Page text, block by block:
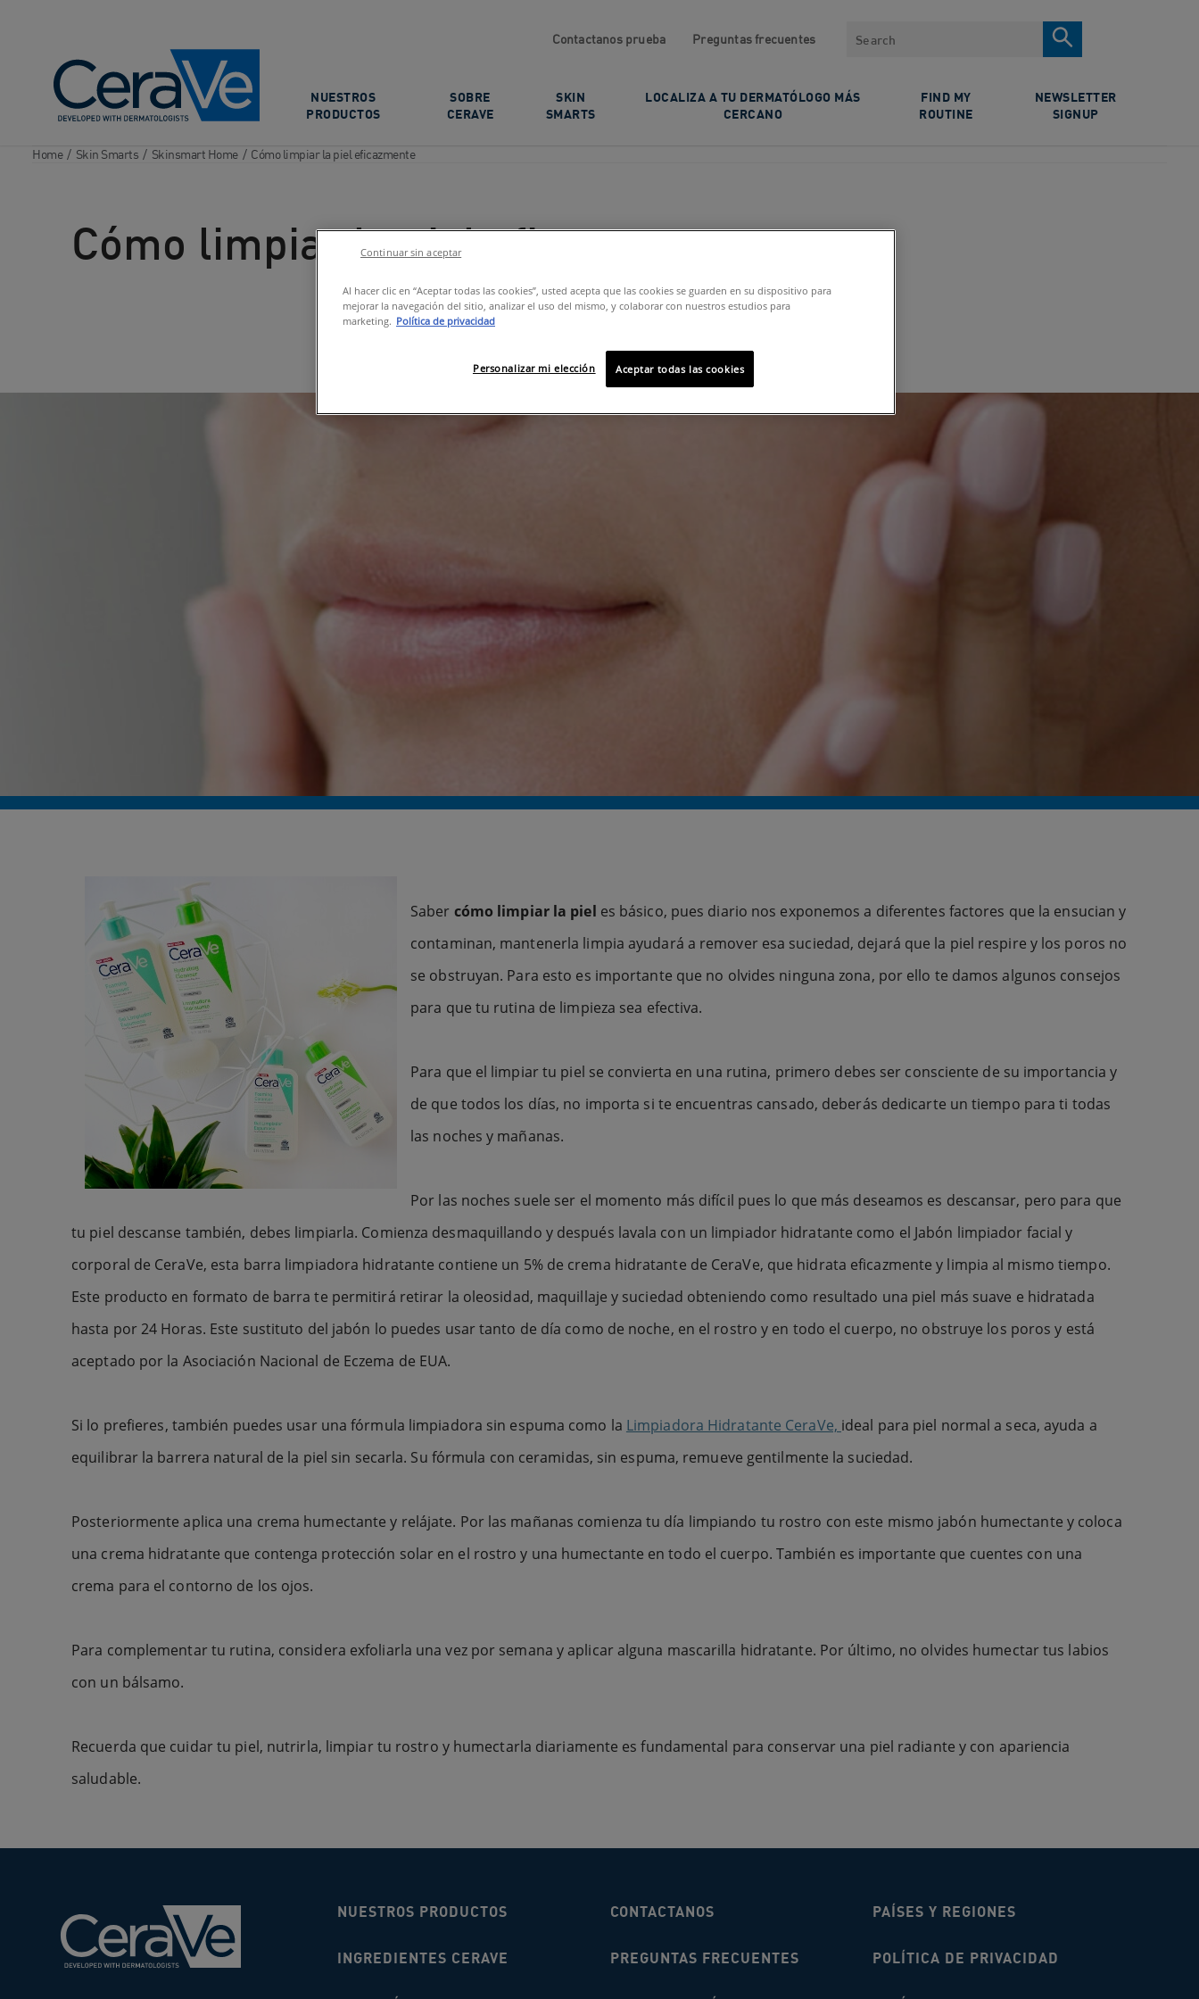
Contactanos prueba Preguntas frecuentes Search
NUESTROS
PRODUCTOS
SOBRE
CERAVE
SKIN
SMARTS
LOCALIZA A TU DERMATÓLOGO MÁS
CERCANO
FIND MY
ROUTINE
NEWSLETTER
SIGNUP
Home / Skin Smarts / Skinsmart Home / Cómo limpiar la piel eficazmente
Cómo limpiar la piel eficazmente
Saber cómo limpiar la piel es básico, pues diario nos exponemos a diferentes factores que la ensucian y
contaminan, mantenerla limpia ayudará a remover esa suciedad, dejará que la piel respire y los poros no
se obstruyan. Para esto es importante que no olvides ninguna zona, por ello te damos algunos consejos
para que tu rutina de limpieza sea efectiva.
Para que el limpiar tu piel se convierta en una rutina, primero debes ser consciente de su importancia y
de que todos los días, no importa si te encuentras cansado, deberás dedicarte un tiempo para ti todas
las noches y mañanas.
Por las noches suele ser el momento más difícil pues lo que más deseamos es descansar, pero para que
tu piel descanse también, debes limpiarla. Comienza desmaquillando y después lavala con un limpiador hidratante como el Jabón limpiador facial y
corporal de CeraVe, esta barra limpiadora hidratante contiene un 5% de crema hidratante de CeraVe, que hidrata eficazmente y limpia al mismo tiempo.
Este producto en formato de barra te permitirá retirar la oleosidad, maquillaje y suciedad obteniendo como resultado una piel más suave e hidratada
hasta por 24 Horas. Este sustituto del jabón lo puedes usar tanto de día como de noche, en el rostro y en todo el cuerpo, no obstruye los poros y está
aceptado por la Asociación Nacional de Eczema de EUA.
Si lo prefieres, también puedes usar una fórmula limpiadora sin espuma como la Limpiadora Hidratante CeraVe, ideal para piel normal a seca, ayuda a
equilibrar la barrera natural de la piel sin secarla. Su fórmula con ceramidas, sin espuma, remueve gentilmente la suciedad.
Posteriormente aplica una crema humectante y relájate. Por las mañanas comienza tu día limpiando tu rostro con este mismo jabón humectante y coloca
una crema hidratante que contenga protección solar en el rostro y una humectante en todo el cuerpo. También es importante que cuentes con una
crema para el contorno de los ojos.
Para complementar tu rutina, considera exfoliarla una vez por semana y aplicar alguna mascarilla hidratante. Por último, no olvides humectar tus labios
con un bálsamo.
Recuerda que cuidar tu piel, nutrirla, limpiar tu rostro y humectarla diariamente es fundamental para conservar una piel radiante y con apariencia
saludable.
NUESTROS PRODUCTOS
INGREDIENTES CERAVE
CONTACTANOS PAÍSES Y REGIONES
PREGUNTAS FRECUENTES POLÍTICA DE PRIVACIDAD
Al hacer clic en “Aceptar todas las cookies”, usted acepta que las cookies se guarden en su dispositivo para
mejorar la navegación del sitio, analizar el uso del mismo, y colaborar con nuestros estudios para
marketing. Política de privacidad
Aceptar todas las cookies
Personalizar mi elección
Continuar sin aceptar